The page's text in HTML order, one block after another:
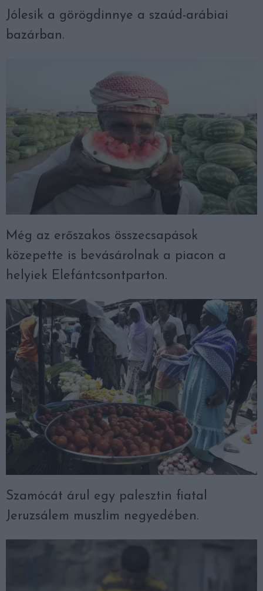
Jólesik a görögdinnye a szaúd-arábiai
bazárban.
Még az erőszakos összecsapások
közepette is bevásárolnak a piacon a
helyiek Elefántcsontparton.
Szamócát árul egy palesztin fiatal
Jeruzsálem muszlim negyedében.